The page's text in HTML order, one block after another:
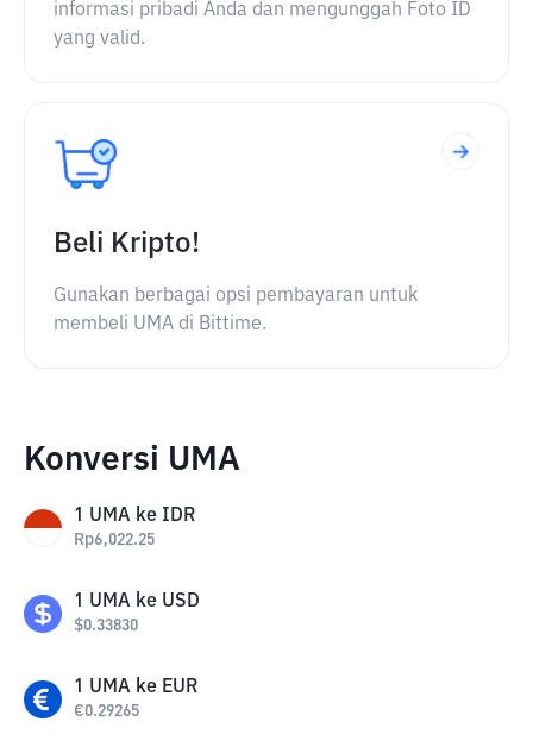
informasi pribadi Anda dan mengunggah Foto ID
yang valid.
Beli Kripto!
Gunakan berbagai opsi pembayaran untuk
membeli UMA di Bittime.
Konversi UMA
1 UMA ke IDR
Rp6,022.25
1 UMA ke USD
$0.33830
1 UMA ke EUR
€0.29265